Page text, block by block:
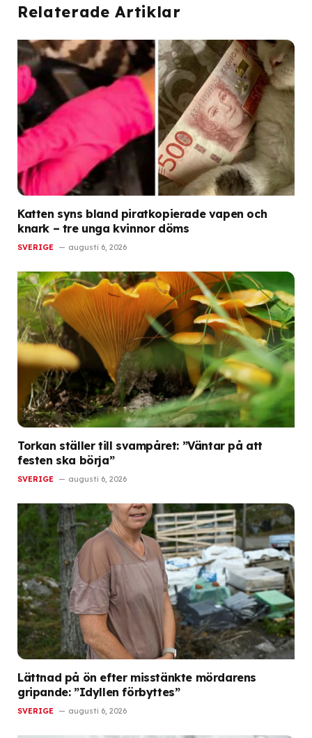
Relaterade Artiklar
Katten syns bland piratkopierade vapen och
knark – tre unga kvinnor döms
SVERIGE augusti 6, 2026
Torkan ställer till svampåret: ”Väntar på att
festen ska börja”
SVERIGE augusti 6, 2026
Lättnad på ön efter misstänkte mördarens
gripande: ”Idyllen förbyttes”
SVERIGE augusti 6, 2026